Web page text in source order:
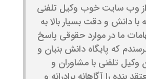
وب سایت خوب وکیل تلفنی
با دانش و دقت بسیار بالا به
ما در موارد حقوقی پاسخ
که پایگاه دانش بنیان و
تلفنی با مشاوران و